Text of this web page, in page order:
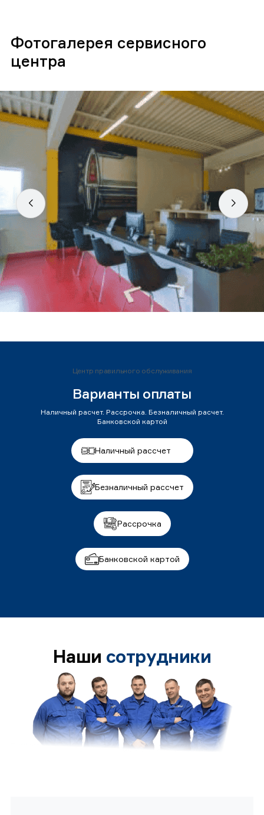
Фотогалерея сервисного
центра
Центр правильного обслуживания
Варианты оплаты
Наличный расчет. Рассрочка. Безналичный расчет.
Банковской картой
Наличный рассчет
Безналичный рассчет
Рассрочка
Банковской картой
Наши сотрудники